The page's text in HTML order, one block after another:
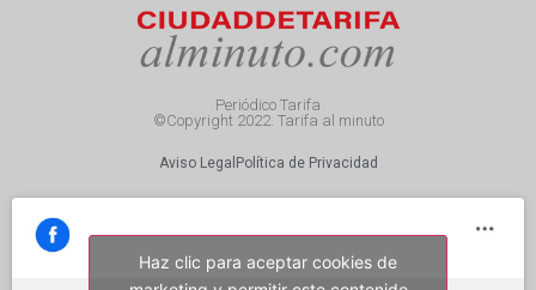
Periódico Tarifa
©Copyright 2022. Tarifa al minuto
Aviso Legal Política de Privacidad
Haz clic para aceptar cookies de